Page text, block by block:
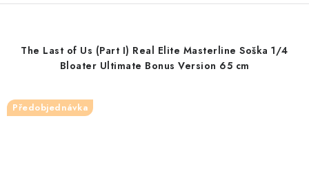
The Last of Us (Part I) Real Elite Masterline Soška 1/4
Bloater Ultimate Bonus Version 65 cm
Předobjednávka